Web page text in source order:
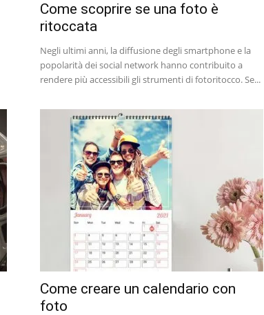
Come scoprire se una foto è
ritoccata
Negli ultimi anni, la diffusione degli smartphone e la
popolarità dei social network hanno contribuito a
rendere più accessibili gli strumenti di fotoritocco. Se...
Come creare un calendario con
foto